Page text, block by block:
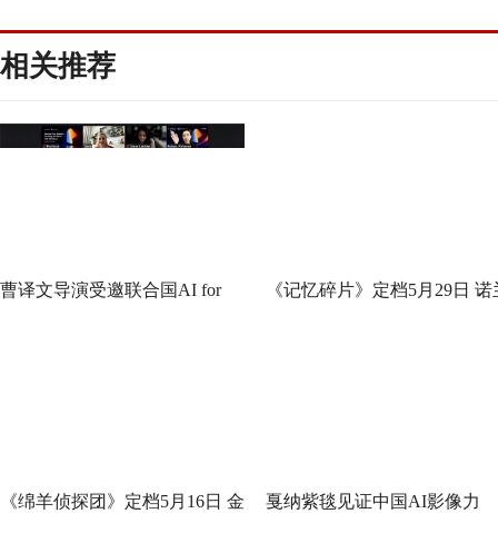
相关推荐
曹译文导演受邀联合国AI for 《记忆碎片》定档5月29日 诺
《绵羊侦探团》定档5月16日 金 戛纳紫毯见证中国AI影像力